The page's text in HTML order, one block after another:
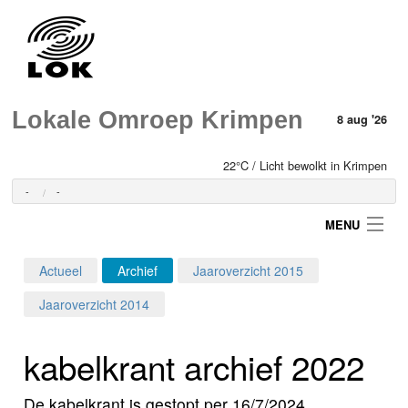
Lokale Omroep Krimpen 8 aug '26
22°C / Licht bewolkt in Krimpen
- -
MENU
Programma's
Actueel Archief
Jaaroverzicht 2015
Jaaroverzicht 2014
kabelkrant archief 2022